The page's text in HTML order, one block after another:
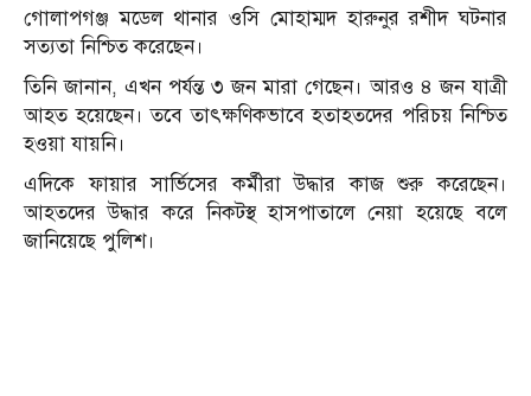
গোলাপগঞ্জ মডেল থানার ওসি মোহাম্মদ হারুনুর রশীদ ঘটনার
সত্যতা নিশ্চিত করেছেন।
তিনি জানান, এখন পর্যন্ত ৩ জন মারা গেছেন। আরও ৪ জন যাত্রী
আহত হয়েছেন। তবে তাৎক্ষণিকভাবে হতাহতদের পরিচয় নিশ্চিত
হওয়া যায়নি।
এদিকে ফায়ার সার্ভিসের কর্মীরা উদ্ধার কাজ শুরু করেছেন।
আহতদের উদ্ধার করে নিকটস্থ হাসপাতালে নেয়া হয়েছে বলে
জানিয়েছে পুলিশ।